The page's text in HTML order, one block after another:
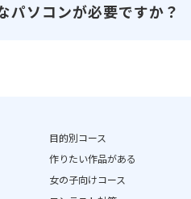
パソコンが必要ですか？
目的別コース
作りたい作品がある
女の子向けコース